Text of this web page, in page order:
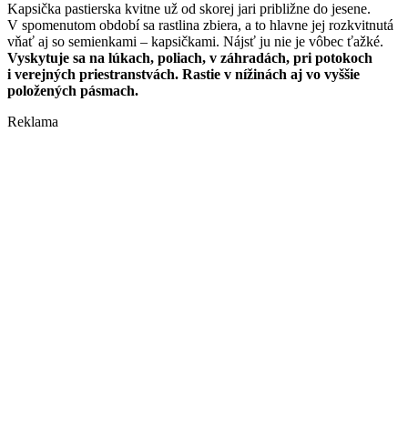
Kapsička pastierska kvitne už od skorej jari približne do jesene.
V spomenutom období sa rastlina zbiera, a to hlavne jej rozkvitnutá
vňať aj so semienkami – kapsičkami. Nájsť ju nie je vôbec ťažké.
Vyskytuje sa na lúkach, poliach, v záhradách, pri potokoch
i verejných priestranstvách. Rastie v nížinách aj vo vyššie
položených pásmach.
Reklama